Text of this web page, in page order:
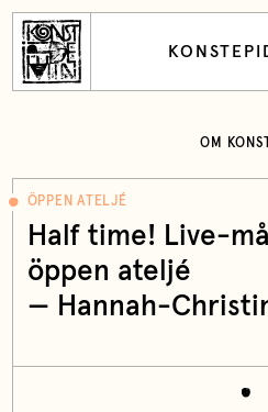
OM
ÖPPEN ATELJÉ
Half time! Live-
öppen ateljé
— Hannah-